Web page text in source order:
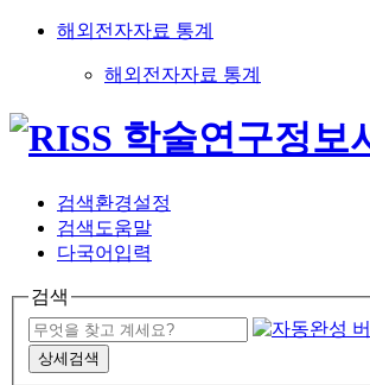
해외전자자료 통계
해외전자자료 통계
검색환경설정
검색도움말
다국어입력
검색
상세검색